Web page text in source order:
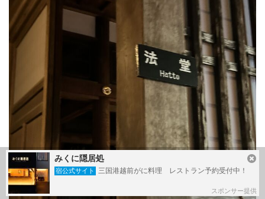
みくに隠居処
宿公式サイト 三国港越前がに料理 レストラン予約受付中！
スポンサー提供